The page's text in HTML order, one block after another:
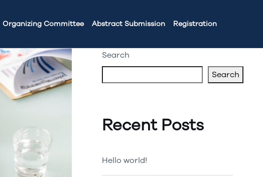
Organizing Committee Abstract Submission Registration
Search
Search
Recent Posts
Hello world!